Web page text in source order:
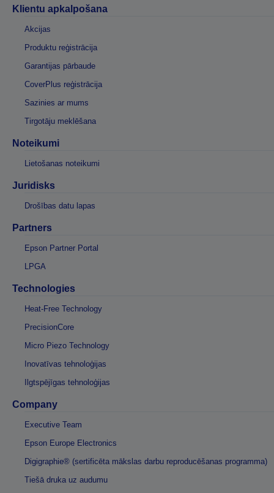
Klientu apkalpošana
Akcijas
Produktu reģistrācija
Garantijas pārbaude
CoverPlus reģistrācija
Sazinies ar mums
Tirgotāju meklēšana
Noteikumi
Lietošanas noteikumi
Juridisks
Drošības datu lapas
Partners
Epson Partner Portal
LPGA
Technologies
Heat-Free Technology
PrecisionCore
Micro Piezo Technology
Inovatīvas tehnoloģijas
Ilgtspējīgas tehnoloģijas
Company
Executive Team
Epson Europe Electronics
Digigraphie® (sertificēta mākslas darbu reproducēšanas programma)
Tiešā druka uz audumu